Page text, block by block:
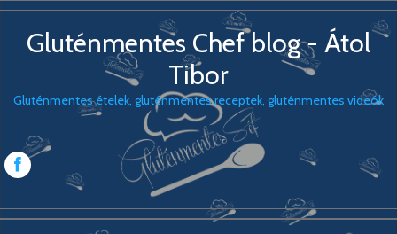
Gluténmentes Chef blog - Átol
Tibor
Gluténmentes ételek, gluténmentes receptek, gluténmentes videók